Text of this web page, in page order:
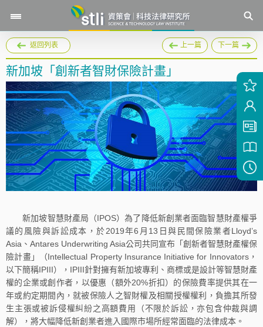
返回列表 上一篇 下一篇
新加坡「創新者智財保險計畫」
新加坡智慧財產局（IPOS）為了降低新創業者面臨智慧財產權爭
議的風險與訴訟成本，於2019年6月13日與民間保險業者Lloyd’s
Asia、Antares Underwriting Asia公司共同宣布「創新者智慧財產權保
險計畫」（Intellectual Property Insurance Initiative for Innovators，
以下簡稱IPIII），IPIII針對擁有新加坡專利、商標或是設計等智慧財產
權的企業或創作者，以優惠（額外20%折扣）的保險費率提供其在一
年或約定期間內，就被保險人之智財權及相關授權權利，負擔其所發
生主張或被訴侵權糾紛之高額費用（不限於訴訟，亦包含仲裁與調
解），將大幅降低新創業者進入國際市場所經常面臨的法律成本。